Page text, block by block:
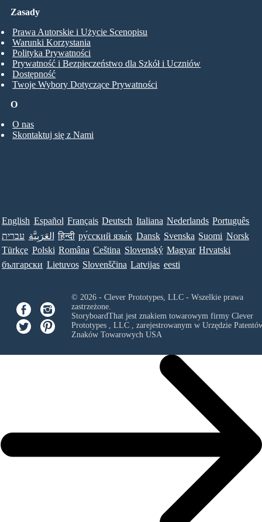
O
O nas
Skontaktuj się z Nami
Zasady
Prawa Autorskie i Użycie Scenopisu
Warunki Korzystania
Polityka Prywatności
Prywatność i Bezpieczeństwo dla Szkół i Uczniów
Dostępność
Twoje Wybory Dotyczące Prywatności
English Español Français Deutsch Italiana Nederlands Português
עברית العَرَبِيَّة हिन्दी ру́сский язы́к Dansk Svenska Suomi Norsk
Türkçe Polski Româna Ceština Slovenský Magyar Hrvatski
български Lietuvos Slovenščina Latvijas eesti
© 2026 - Clever Prototypes, LLC - Wszelkie prawa
zastrzeżone.
StoryboardThat jest znakiem towarowym firmy Clever
Prototypes , LLC, zarejestrowanym w Urzędzie
Znaków Towarowych USA